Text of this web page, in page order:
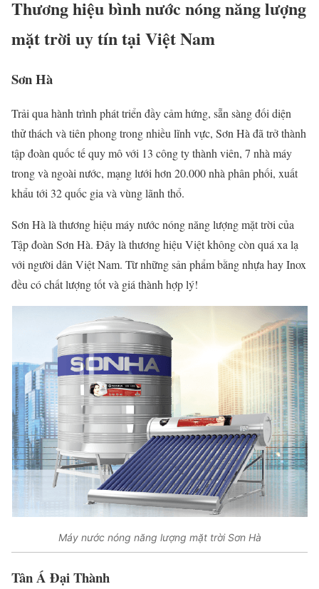
Thương hiệu bình nước nóng năng lượng
mặt trời uy tín tại Việt Nam
Sơn Hà
Trải qua hành trình phát triển đầy cảm hứng, sẵn sàng đối diện
thử thách và tiên phong trong nhiều lĩnh vực, Sơn Hà đã trở thành
tập đoàn quốc tế quy mô với 13 công ty thành viên, 7 nhà máy
trong và ngoài nước, mạng lưới hơn 20.000 nhà phân phối, xuất
khẩu tới 32 quốc gia và vùng lãnh thổ.
Sơn Hà là thương hiệu máy nước nóng năng lượng mặt trời của
Tập đoàn Sơn Hà. Đây là thương hiệu Việt không còn quá xa lạ
với người dân Việt Nam. Từ những sản phẩm bằng nhựa hay Inox
đều có chất lượng tốt và giá thành hợp lý!
Máy nước nóng năng lượng mặt trời Sơn Hà
Tân Á Đại Thành